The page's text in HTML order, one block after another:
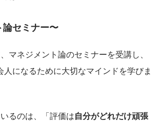
セミナー〜
マネジメント論のセミナーを受講し、
人になるために大切なマインドを学びま
るのは、「評価は自分がどれだけ頑張